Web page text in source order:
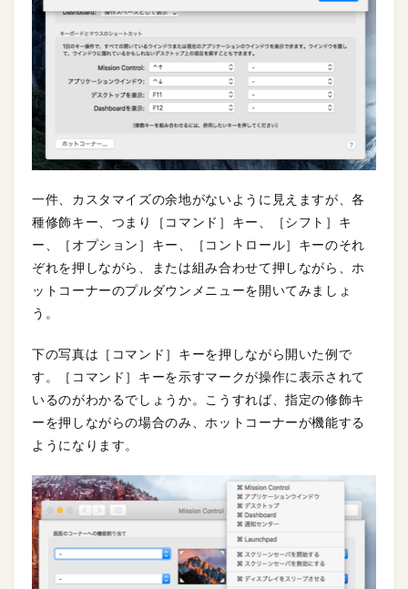
一件、カスタマイズの余地がないように見えますが、各
種修飾キー、つまり［コマンド］キー、［シフト］キ
ー、［オプション］キー、［コントロール］キーのそれ
ぞれを押しながら、または組み合わせて押しながら、ホ
ットコーナーのプルダウンメニューを開いてみましょ
う。
下の写真は［コマンド］キーを押しながら開いた例で
す。［コマンド］キーを示すマークが操作に表示されて
いるのがわかるでしょうか。こうすれば、指定の修飾キ
ーを押しながらの場合のみ、ホットコーナーが機能する
ようになります。